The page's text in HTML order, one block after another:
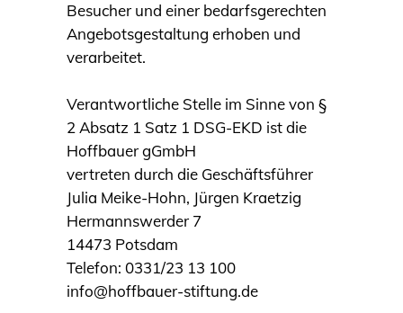
Besucher und einer bedarfsgerechten
Angebotsgestaltung erhoben und
verarbeitet.
Verantwortliche Stelle im Sinne von §
2 Absatz 1 Satz 1 DSG-EKD ist die
Hoffbauer gGmbH
vertreten durch die Geschäftsführer
Julia Meike-Hohn, Jürgen Kraetzig
Hermannswerder 7
14473 Potsdam
Telefon: 0331/23 13 100
info@hoffbauer-stiftung.de